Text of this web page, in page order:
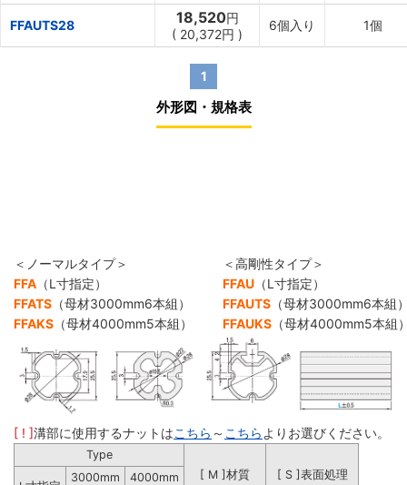
FFAUTS28 18,520円
( 20,372円 )
6個入り 1個
1
外形図・規格表
＜ノーマルタイプ＞
FFA （L寸指定）
FFATS （母材3000mm6本組）
FFAKS （母材4000mm5本組）
＜高剛性タイプ＞
FFAU （L寸指定）
FFAUTS （母材3000mm6本組
FFAUKS （母材4000mm5本組
[ ! ]溝部に使用するナットはこちら ～ こちらよりお選びください。
Type
[ M ]材質
[ S ]表面処理
3000mm 4000mm